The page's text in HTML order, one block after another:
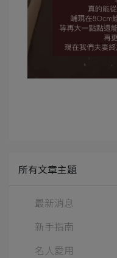
所有文章主題
最新消息
新手指南
名人愛用